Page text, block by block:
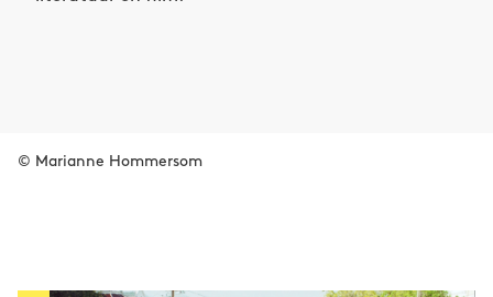
© Marianne Hommersom